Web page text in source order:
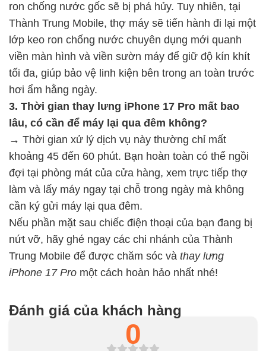
ron chống nước gốc sẽ bị phá hủy. Tuy nhiên, tại
Thành Trung Mobile, thợ máy sẽ tiến hành đi lại một
lớp keo ron chống nước chuyên dụng mới quanh
viền màn hình và viền sườn máy để giữ độ kín khít
tối đa, giúp bảo vệ linh kiện bên trong an toàn trước
hơi ẩm hằng ngày.
3. Thời gian thay lưng iPhone 17 Pro mất bao
lâu, có cần để máy lại qua đêm không?
→ Thời gian xử lý dịch vụ này thường chỉ mất
khoảng 45 đến 60 phút. Bạn hoàn toàn có thể ngồi
đợi tại phòng mát của cửa hàng, xem trực tiếp thợ
làm và lấy máy ngay tại chỗ trong ngày mà không
cần ký gửi máy lại qua đêm.
Nếu phần mặt sau chiếc điện thoại của bạn đang bị
nứt vỡ, hãy ghé ngay các chi nhánh của Thành
Trung Mobile để được chăm sóc và thay lưng
iPhone 17 Pro một cách hoàn hảo nhất nhé!
Đánh giá của khách hàng
0